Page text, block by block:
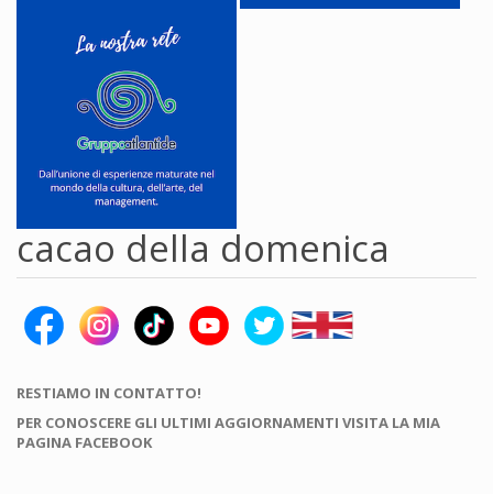
cacao della domenica
RESTIAMO IN CONTATTO!
PER CONOSCERE GLI ULTIMI AGGIORNAMENTI VISITA LA MIA
PAGINA FACEBOOK